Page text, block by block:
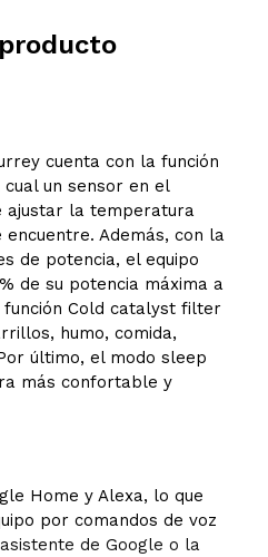
cuenta con la función
un sensor en el
la temperatura
Además, con la
de potencia, el equipo
de su potencia máxima a
función Cold catalyst filter
humo, comida,
último, el modo sleep
más confortable y
Home y Alexa, lo que
por comandos de voz
de Google o la